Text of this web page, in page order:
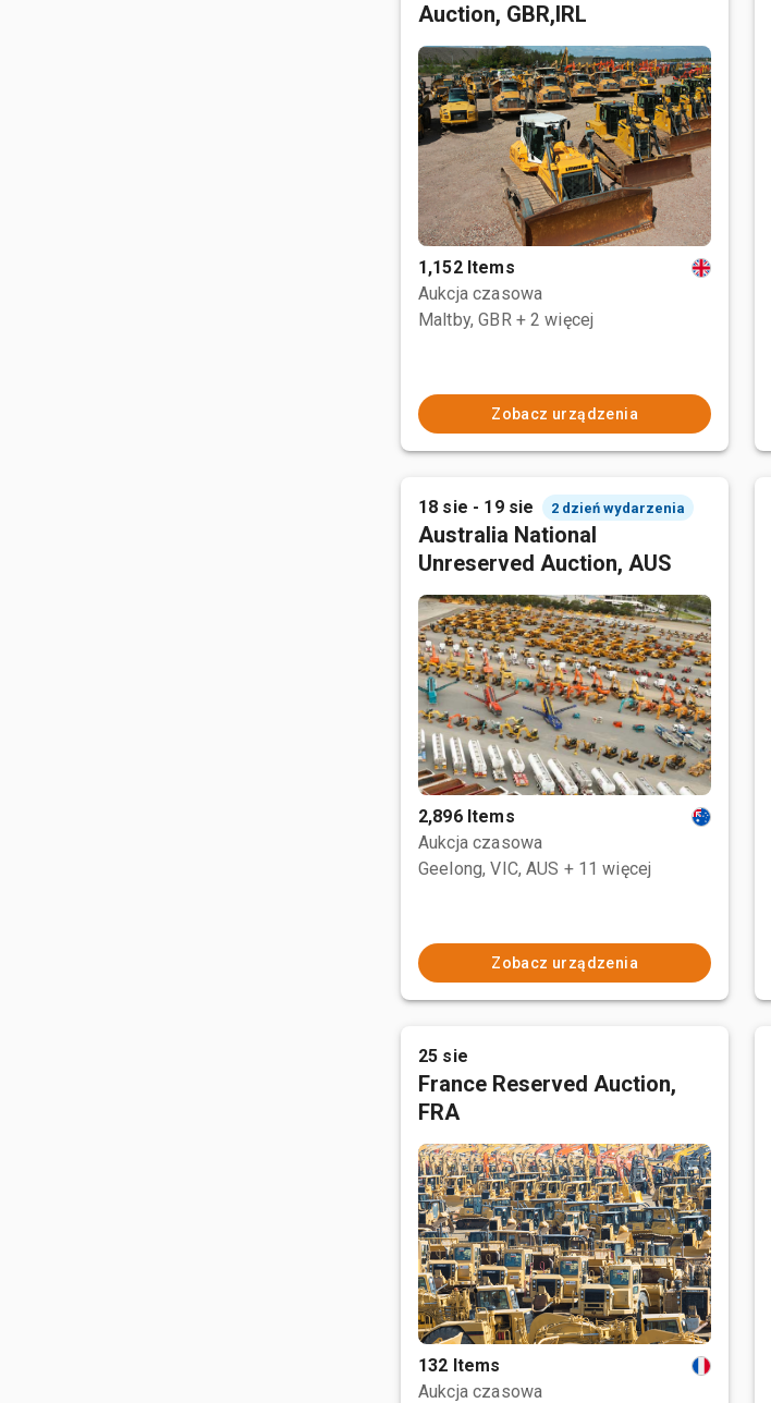
Auction, GBR,IRL
1,152 Items
Aukcja czasowa
Maltby, GBR + 2 więcej
Zobacz urządzenia
18 sie - 19 sie 2 dzień wydarzenia
Australia National
Unreserved Auction, AUS
2,896 Items
Aukcja czasowa
Geelong, VIC, AUS + 11 więcej
Zobacz urządzenia
25 sie
France Reserved Auction,
FRA
132 Items
Aukcja czasowa